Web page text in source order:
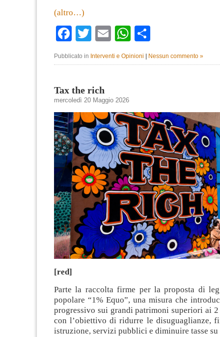
(altro…)
Facebook
TwitterEmailWhatsApp
Pubblicato in Interventi e Opinioni | Nessun commento »
Tax the rich
mercoledì 20 Maggio 2026
[red]
Parte la raccolta firme per la proposta di
popolare “1% Equo”, una misura che
progressivo sui grandi patrimoni superiori ai
con l’obiettivo di ridurre le disuguaglianze,
istruzione, servizi pubblici e diminuire tasse su